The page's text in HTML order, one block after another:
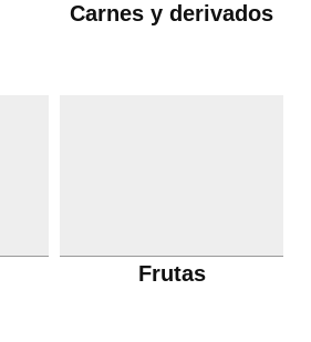
Carnes y derivados
Frutas